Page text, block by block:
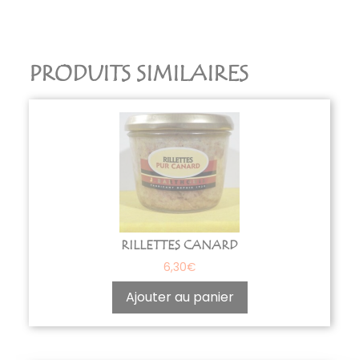
PRODUITS SIMILAIRES
RILLETTES CANARD
6,30€
Ajouter au panier